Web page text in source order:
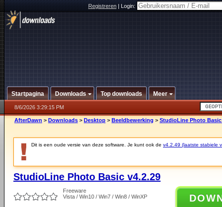
Registreren|Login:
Startpagina Downloads Top downloads Meer
8/6/2026 3:29:15 PM
AfterDawn > Downloads > Desktop > Beeldbewerking > StudioLine Photo Basic
Dit is een oude versie van deze software. Je kunt ook de v4.2.49 (laatste stabiele
StudioLine Photo Basic v4.2.29
Freeware
Vista / Win10 / Win7 / Win8 / WinXP